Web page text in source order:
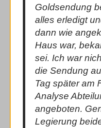
Goldsendung
alles erledigt
dann wie
Haus war,
sei. Ich war
die Sendung
Tag später am
Analyse
angeboten.
Legierung